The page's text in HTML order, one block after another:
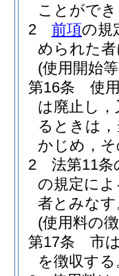
ことがで
2
前項の規
められた
(使用開始
第16条
使
は廃止し
るときは
かじめ，
2
法第11条
の規定に
者とみなす
(使用料の
第17条
市
を徴収する